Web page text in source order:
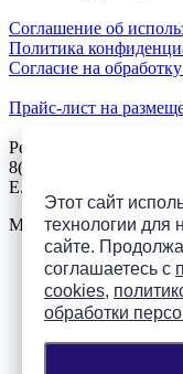
Этот сайт
технологии для
сайте.
соглашаетесь с
cookies,
обработки
Соглашение об
Политика
Согласие на
Прайс-лист на
Реклама на сайте
8(921)508-52-62,
E.Sezeikina@mhpsk.ru
Меню
Слушать